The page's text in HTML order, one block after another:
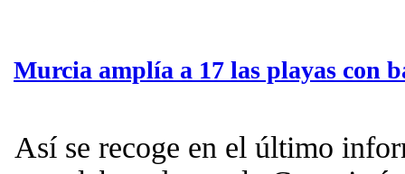
Murcia amplía a 17 las playas con
Así se recoge en el último